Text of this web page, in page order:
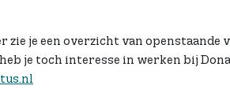
zie je een overzicht van openstaande
je toch interesse in werken bij